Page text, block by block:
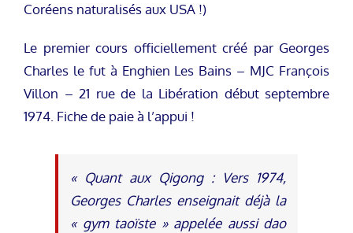
Coréens naturalisés aux USA !)
Le premier cours officiellement créé par Georges
Charles le fut à Enghien Les Bains – MJC François
Villon – 21 rue de la Libération début septembre
1974. Fiche de paie à l’appui !
« Quant aux Qigong : Vers 1974,
Georges Charles enseignait déjà la
« gym taoïste » appelée aussi dao